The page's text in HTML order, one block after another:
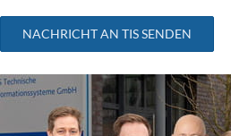
NACHRICHT AN TIS SENDEN